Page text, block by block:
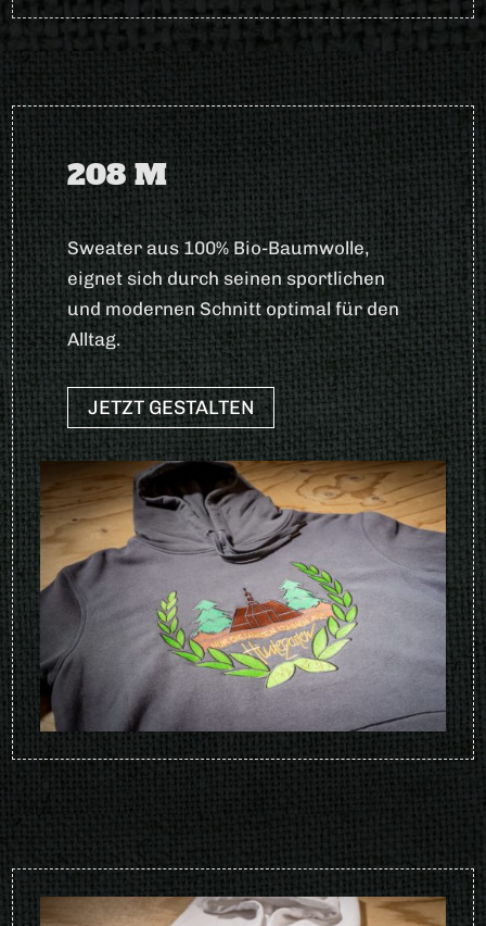
208 M
Sweater aus 100% Bio-Baumwolle,
eignet sich durch seinen sportlichen
und modernen Schnitt optimal für den
Alltag.
JETZT GESTALTEN